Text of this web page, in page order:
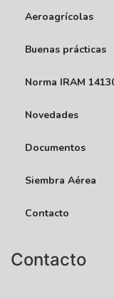
Aeroagrícolas
Buenas prácticas
Norma IRAM
Novedades
Documentos
Siembra Aérea
Contacto
Contacto